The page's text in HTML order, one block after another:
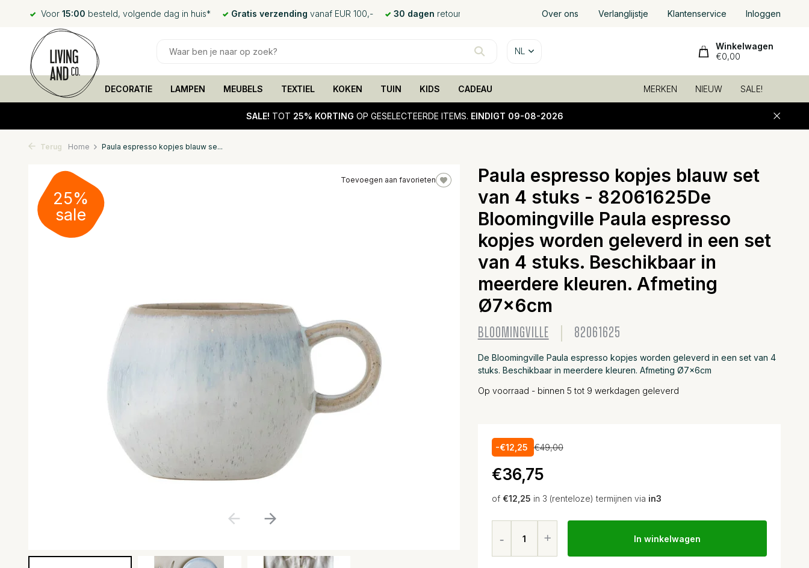
Voor 15:00 besteld, volgende dag in huis* Gratis verzending vanaf EUR 100,- 30 dagen retour Over ons Verlanglijstje Klantenservice Inloggen
NL
Winkelwagen
€0,00
DECORATIE LAMPEN MEUBELS TEXTIEL KOKEN TUIN KIDS CADEAU MERKEN NIEUW SALE!
SALE! TOT 25% KORTING OP GESELECTEERDE ITEMS. EINDIGT 09-08-2026
Terug Home Paula espresso kopjes blauw se...
Toevoegen aan favorieten
25%
sale
25%
sale
Paula espresso kopjes blauw set
van 4 stuks - 82061625De
Bloomingville Paula espresso
kopjes worden geleverd in een set
van 4 stuks. Beschikbaar in
meerdere kleuren. Afmeting
Ø7x6cm
BLOOMINGVILLE 82061625
De Bloomingville Paula espresso kopjes worden geleverd in een set van 4
stuks. Beschikbaar in meerdere kleuren. Afmeting Ø7x6cm
Op voorraad - binnen 5 tot 9 werkdagen geleverd
-€12,25 €49,00
€36,75
of €12,25 in 3 (renteloze) termijnen via in3
In winkelwagen